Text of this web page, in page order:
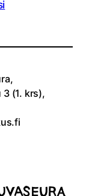
(1. krs),